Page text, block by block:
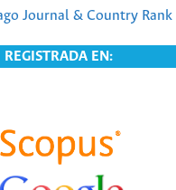
REGISTRADA EN: